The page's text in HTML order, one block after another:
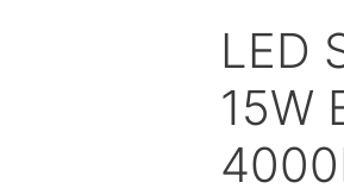
LED
15W